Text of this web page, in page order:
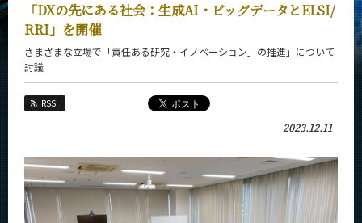
「DXの先にある社会：生成AI・ビッグデータとELSI/
RRI」を開催
さまざまな立場で「責任ある研究・イノベーション」の推進」について
討議
RSS
2023.12.11
教育
Education
教員・研究室
未来
Future
Admissions
技術経営専門職学位課程 / イノベーション科学系 News
News